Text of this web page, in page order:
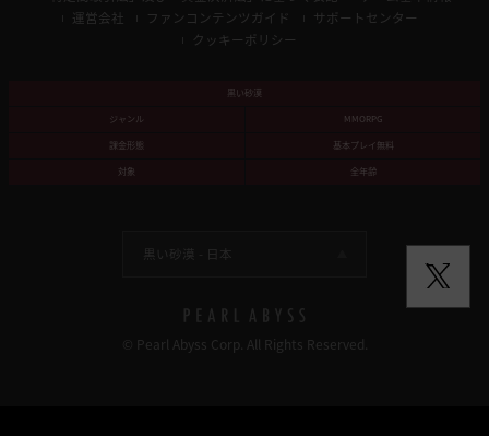
運営会社
ファンコンテンツガイド
サポートセンター
クッキーポリシー
黒い砂漠
ジャンル
MMORPG
課金形態
基本プレイ無料
対象
全年齢
黒い砂漠 - 日本
© Pearl Abyss Corp. All Rights Reserved.